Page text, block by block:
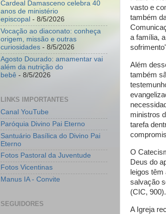
vasto e
também
a família,
Além
também
ministros
tarefa
O
Deus do
leigos
salvação
(CIC, 900).
A Igreja
Cardeal Damasceno celebra 40
anos de ministério
episcopal - 8/5/2026
Vocação ao diaconato: conheça
origem, missão e outras
curiosidades - 8/5/2026
Agosto Dourado: amamentar vai
além da nutrição do
bebê - 8/5/2026
LINKS IMPORTANTES
Canal YouTube
Paróquia Divino Pai Eterno
Santuário Basílica do Divino Pai
Eterno
Fotos Pastoral da Juventude
Fotos Vicentinas
Manus IA - Convite
SEGUIDORES